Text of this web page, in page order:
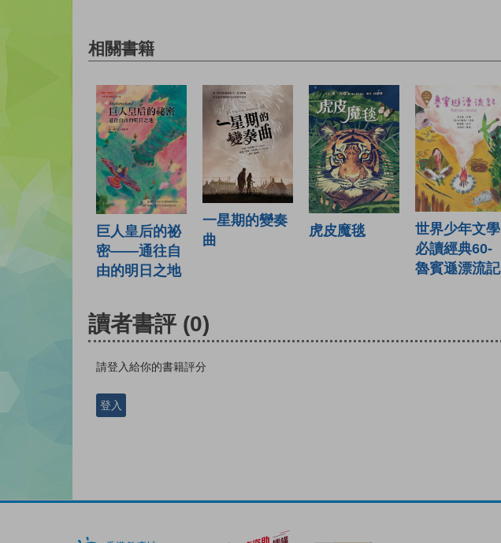
相關書籍
巨人皇后的祕
密——通往自
由的明日之地
一星期的變奏
曲
虎皮魔毯
世界少年文學
必讀經典60-
魯賓遜漂流記
讀者書評 (0)
請登入給你的書籍評分
登入